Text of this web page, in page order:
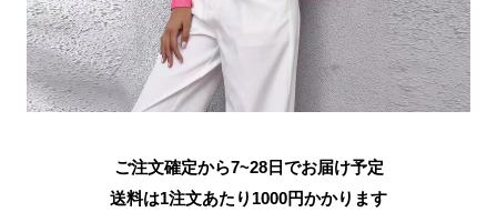
ご注文確定から7~28日でお届け予定
送料は1注文あたり 1000円かかります